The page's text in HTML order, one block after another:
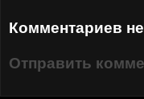
Комментариев
Отправить